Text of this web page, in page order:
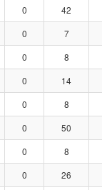
0 42
0 7
0 8
0 14
0 8
0 50
0 8
0 26